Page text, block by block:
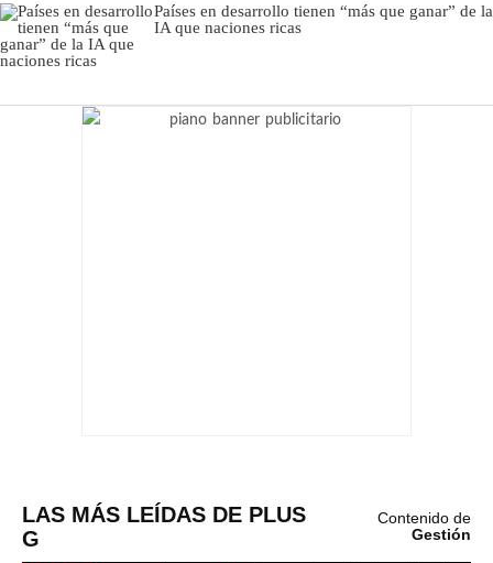
Países en desarrollo tienen “más que ganar” de la
IA que naciones ricas
LAS MÁS LEÍDAS DE PLUS
G
Contenido de
Gestión